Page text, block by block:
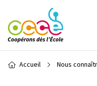
Aller au contenu principal
Fil d'Ariane
Accueil Nous